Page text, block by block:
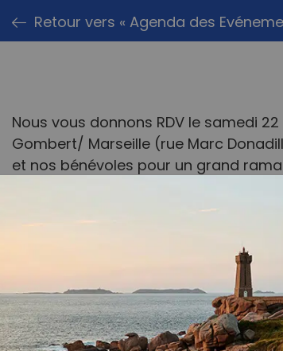
Retour vers « Agenda des
Nous vous donnons RDV le samedi
Gombert/ Marseille (rue Marc
et nos bénévoles pour un grand
Le petit déjeuner vous sera offert à
force! Une récompense vous sera
#recycleplastique #france #marseille
#plageduprado #evenement
#depollution #benevole #surprise
#tousensemble #recycle #touskong